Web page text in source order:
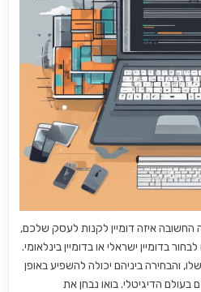
איזה דומיין לקנות לעסק שלכם,
בדומיין ישראלי או בדומיין בינלאומי.
והבחירה ביניהם יכולה להשפיע באופן
הדיגיטלי. בואו נבחן את